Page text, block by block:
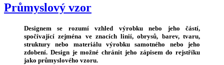
Průmyslový vzor
Designem se rozumí vzhled výrobku nebo jeho částí,
spočívající zejména ve znacích linií, obrysů, barev, tvaru,
struktury nebo materiálu výrobku samotného nebo jeho
zdobení. Design je možné chránit jeho zápisem do rejstříku
jako průmyslového vzoru.